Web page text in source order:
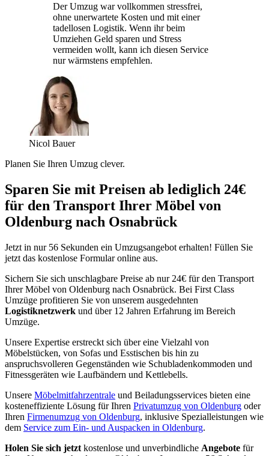
Der Umzug war vollkommen stressfrei,
ohne unerwartete Kosten und mit einer
tadellosen Logistik. Wenn ihr beim
Umziehen Geld sparen und Stress
vermeiden wollt, kann ich diesen Service
nur wärmstens empfehlen.
Nicol Bauer
Planen Sie Ihren Umzug clever.
Sparen Sie mit Preisen ab lediglich 24€
für den Transport Ihrer Möbel von
Oldenburg nach Osnabrück
Jetzt in nur 56 Sekunden ein Umzugsangebot erhalten! Füllen Sie
jetzt das kostenlose Formular online aus.
Sichern Sie sich unschlagbare Preise ab nur 24€ für den Transport
Ihrer Möbel von Oldenburg nach Osnabrück. Bei First Class
Umzüge profitieren Sie von unserem ausgedehnten
Logistiknetzwerk und über 12 Jahren Erfahrung im Bereich
Umzüge.
Unsere Expertise erstreckt sich über eine Vielzahl von
Möbelstücken, von Sofas und Esstischen bis hin zu
anspruchsvolleren Gegenständen wie Schubladenkommoden und
Fitnessgeräten wie Laufbändern und Kettlebells.
Unsere Möbelmitfahrzentrale und Beiladungsservices bieten eine
kosteneffiziente Lösung für Ihren Privatumzug von Oldenburg oder
Ihren Firmenumzug von Oldenburg, inklusive Spezialleistungen wie
dem Service zum Ein- und Auspacken in Oldenburg.
Holen Sie sich jetzt kostenlose und unverbindliche Angebote für